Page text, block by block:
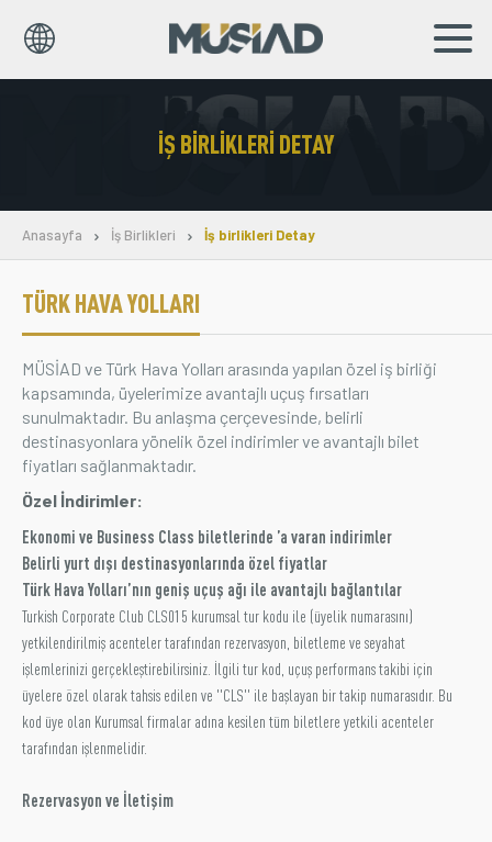
TR
EN
Sosyal Sorumluluk
Bilgi Merkezi
İş Birlikleri
Üyelik
E-İşlemler
İletişim Hakkımızda Galeri
İŞ BIRLIKLERI DETAY
Anasayfa İş Birlikleri İş birlikleri Detay
TÜRK HAVA YOLLARI
MÜSİAD ve Türk Hava Yolları arasında yapılan özel iş birliği
kapsamında, üyelerimize avantajlı uçuş fırsatları
sunulmaktadır. Bu anlaşma çerçevesinde, belirli
destinasyonlara yönelik özel indirimler ve avantajlı bilet
fiyatları sağlanmaktadır.
Özel İndirimler:
Ekonomi ve Business Class biletlerinde ’a varan indirimler
Belirli yurt dışı destinasyonlarında özel fiyatlar
Türk Hava Yolları’nın geniş uçuş ağı ile avantajlı bağlantılar
Turkish Corporate Club CLS015 kurumsal tur kodu ile (üyelik numarasını)
yetkilendirilmiş acenteler tarafından rezervasyon, biletleme ve seyahat
işlemlerinizi gerçekleştirebilirsiniz. İlgili tur kod, uçuş performans takibi için
üyelere özel olarak tahsis edilen ve "CLS" ile başlayan bir takip numarasıdır. Bu
kod üye olan Kurumsal firmalar adına kesilen tüm biletlere yetkili acenteler
tarafından işlenmelidir.
Rezervasyon ve İletişim